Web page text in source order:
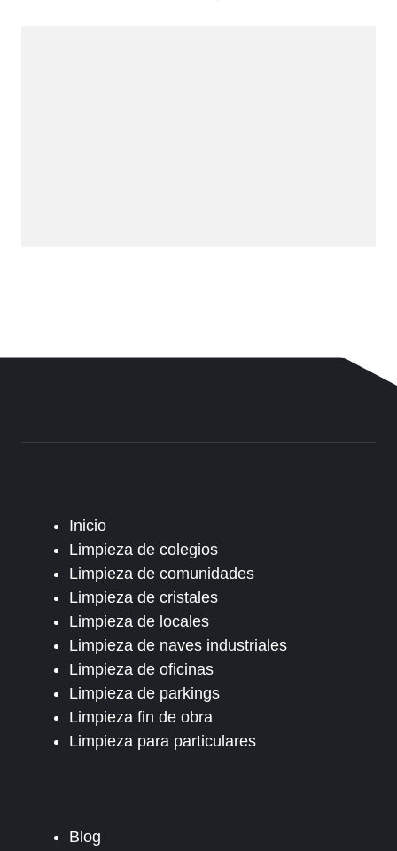
Inicio
Limpieza de colegios
Limpieza de comunidades
Limpieza de cristales
Limpieza de locales
Limpieza de naves industriales
Limpieza de oficinas
Limpieza de parkings
Limpieza fin de obra
Limpieza para particulares
Blog